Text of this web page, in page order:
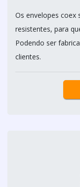
Os envelopes coex
resistentes, para
Podendo ser
clientes.